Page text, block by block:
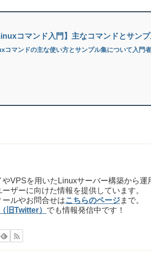
コマンド入門】主なコマンドとサン
コマンドの主な使い方とサンプル集について入門
やVPSを用いたLinuxサーバー構築から運
ザーに向けた情報を提供しています。
ルやお問合せはこちらのページまで。
旧Twitter） でも情報発信中です！